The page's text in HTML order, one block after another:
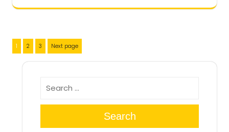
Posts
pagination
Page
1 Page
2 Page
3 Next page
Search